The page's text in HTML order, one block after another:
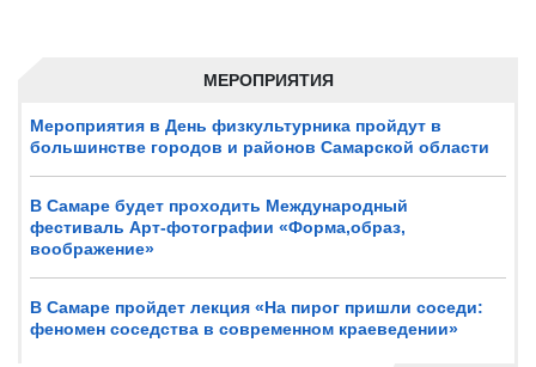
МЕРОПРИЯТИЯ
Мероприятия в День физкультурника пройдут в
большинстве городов и районов Самарской области
В Самаре будет проходить Международный
фестиваль Арт-фотографии «Форма,образ,
воображение»
В Самаре пройдет лекция «На пирог пришли соседи:
феномен соседства в современном краеведении»